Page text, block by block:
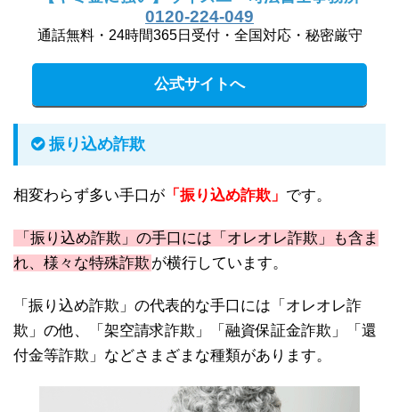
0120-224-049
通話無料・24時間365日受付・全国対応・秘密厳守
公式サイトへ
振り込め詐欺
相変わらず多い手口が 「振り込め詐欺」 です。
「振り込め詐欺」の手口には「オレオレ詐欺」も含ま
れ、様々な特殊詐欺 が横行しています。
「振り込め詐欺」の代表的な手口には「オレオレ詐
欺」の他、「架空請求詐欺」「融資保証金詐欺」「還
付金等詐欺」などさまざまな種類があります。